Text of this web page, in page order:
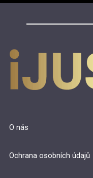
O nás
Ochrana osobních údajů